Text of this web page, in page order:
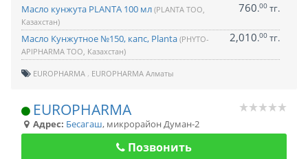
Масло кунжута PLANTA 100 мл (PLANTA ТОО,
Казахстан)
760.00 тг.
Масло Кунжутное №150, капс, Planta (PHYTO-
APIPHARMA ТОО, Казахстан)
2,010.00 тг.
EUROPHARMA EUROPHARMA Алматы
EUROPHARMA
Адрес: Бесагаш, микрорайон Думан-2
Позвонить